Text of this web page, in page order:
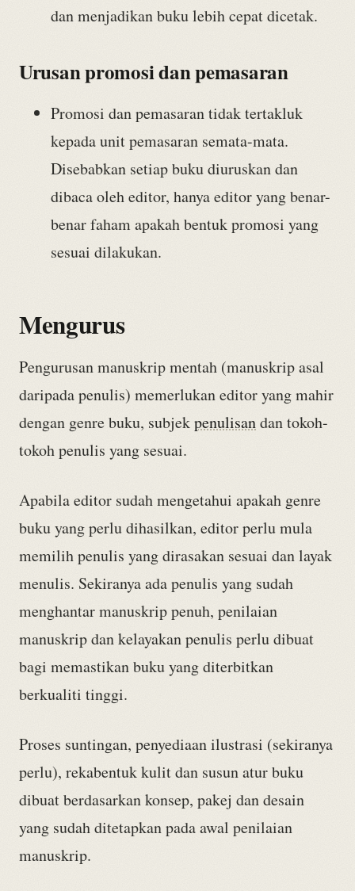
dan menjadikan buku lebih cepat dicetak.
Urusan promosi dan pemasaran
Promosi dan pemasaran tidak tertakluk
kepada unit pemasaran semata-mata.
Disebabkan setiap buku diuruskan dan
dibaca oleh editor, hanya editor yang benar-
benar faham apakah bentuk promosi yang
sesuai dilakukan.
Mengurus
Pengurusan manuskrip mentah (manuskrip asal
daripada penulis) memerlukan editor yang mahir
dengan genre buku, subjekpenulisandan tokoh-
tokoh penulis yang sesuai.
Apabila editor sudah mengetahui apakah genre
buku yang perlu dihasilkan, editor perlu mula
memilih penulis yang dirasakan sesuai dan layak
menulis. Sekiranya ada penulis yang sudah
menghantar manuskrip penuh, penilaian
manuskrip dan kelayakan penulis perlu dibuat
bagi memastikan buku yang diterbitkan
berkualiti tinggi.
Proses suntingan, penyediaan ilustrasi (sekiranya
perlu), rekabentuk kulit dan susun atur buku
dibuat berdasarkan konsep, pakej dan desain
yang sudah ditetapkan pada awal penilaian
manuskrip.